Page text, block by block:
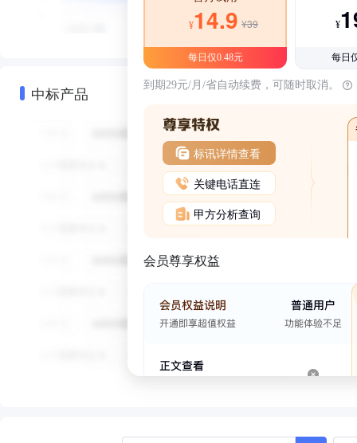
中标产品
¥14.9 ¥39
每日仅0.48元
¥
每日
到期29元/月/省自动续费，可随时取消。
标讯详情查看
关键电话直连
甲方分析查询
会员尊享权益